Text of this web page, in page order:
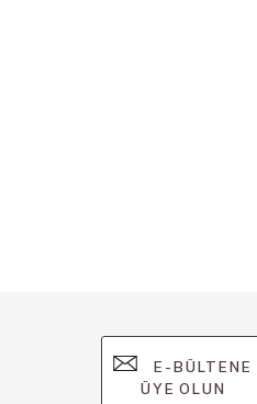
E-BÜLTENE
ÜYE OLUN